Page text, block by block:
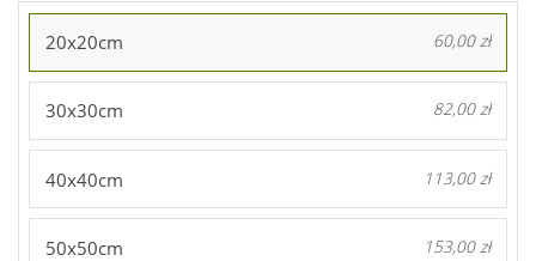
20x20cm 60,00 zł
30x30cm 82,00 zł
40x40cm 113,00 zł
50x50cm 153,00 zł